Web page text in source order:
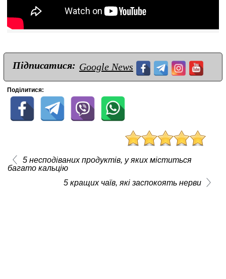
Підписатися: Google News
Поділитися:
5 несподіваних продуктів, у яких міститься
багато кальцію
5 кращих чаїв, які заспокоять нерви